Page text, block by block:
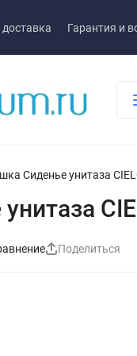
Гарантия и
Сиденье унитаза
Поделиться